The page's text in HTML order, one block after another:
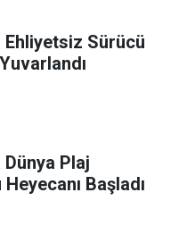
Ehliyetsiz Sürücü
Dünya Plaj
Başladı